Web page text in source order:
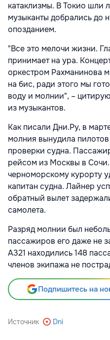
катаклизмы. В Токио шли
музыканты добрались до
опозданием.
"Все это мелочи жизни.
принимает на ура.
оркестром Рахманинова
на бис, ради этого мы
воду и молнии", –
из музыкантов.
Как писали Дни.Ру, в
молния вынудила
проверки судна.
рейсом из Москвы в
черноморскому курорту
капитан судна. Лайнер
обратный вылет
самолета.
Разряд молнии был
пассажиров его даже не
A321 находились 148
членов экипажа не
Подпишитесь на
Источник Dni